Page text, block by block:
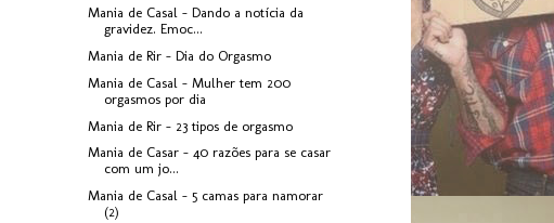
Mania de Casal - Dando a notícia da
gravidez. Emoc...
Mania de Rir - Dia do Orgasmo
Mania de Casal - Mulher tem 200
orgasmos por dia
Mania de Rir - 23 tipos de orgasmo
Mania de Casar - 40 razões para se casar
com um jo...
Mania de Casal - 5 camas para namorar
(2)